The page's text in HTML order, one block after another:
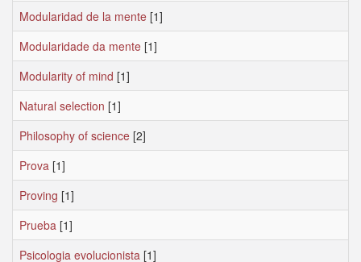
Modularidad de la mente [1]
Modularidade da mente [1]
Modularity of mind [1]
Natural selection [1]
Philosophy of science [2]
Prova [1]
Proving [1]
Prueba [1]
Psicologia evolucionista [1]